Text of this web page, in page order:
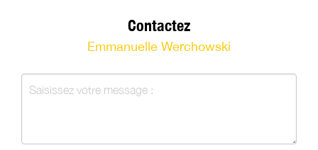
Contactez
Emmanuelle Werchowski